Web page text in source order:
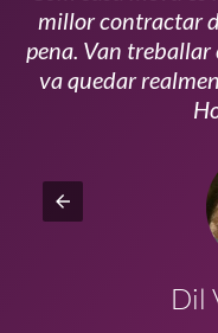
millor contractar
pena. Van treballar
va quedar
Dil